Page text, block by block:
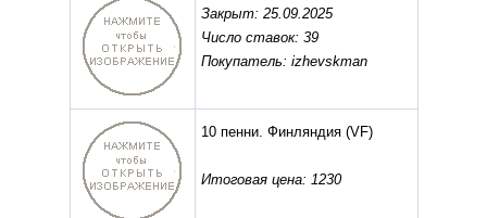
Закрыт: 25.09.2025
Число ставок: 39
Покупатель: izhevskman
10 пенни. Финляндия(VF)
Итоговая цена: 1230